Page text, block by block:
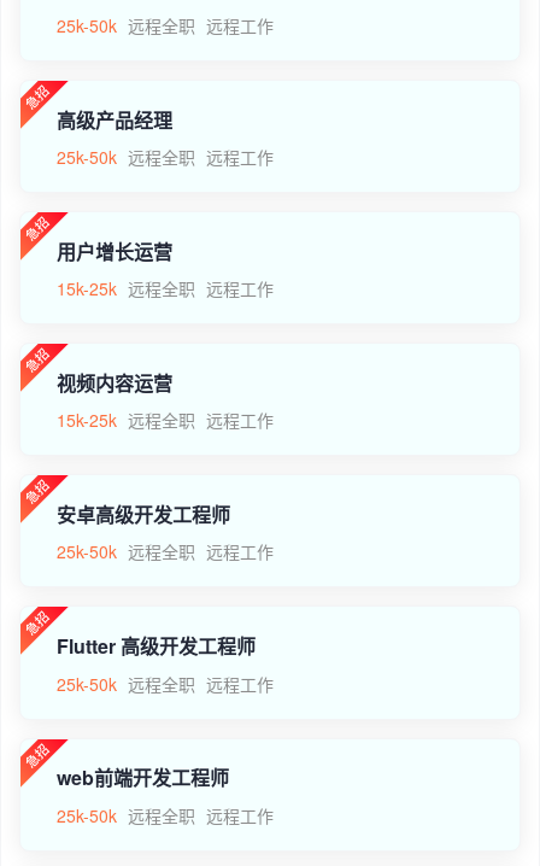
25k-50k 远程全职 远程工作
高级产品经理
25k-50k 远程全职 远程工作
用户增长运营
15k-25k 远程全职 远程工作
视频内容运营
15k-25k 远程全职 远程工作
安卓高级开发工程师
25k-50k 远程全职 远程工作
Flutter 高级开发工程师
25k-50k 远程全职 远程工作
web前端开发工程师
25k-50k 远程全职 远程工作